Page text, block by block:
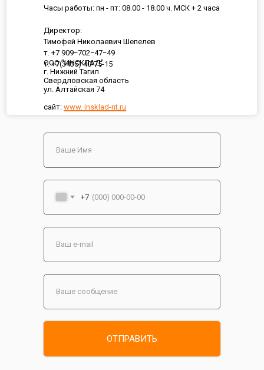
ООО "ИНСКЛАД"
г. Нижний Тагил
Свердловская область
ул. Алтайская 74
сайт: www. insklad-nt.ru
Часы работы: пн - пт: 08.00 - 18.00 ч. МСК + 2 часа
Директор:
Тимофей Николаевич Шепелев
т. +7 909−702−47−49
т. +7(3435) 40-75-15
+7
ОТПРАВИТЬ